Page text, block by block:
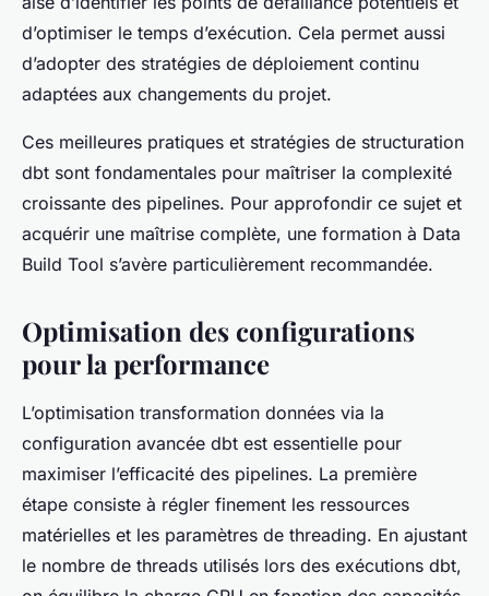
d’optimiser le temps d’exécution. Cela permet aussi
d’adopter des stratégies de déploiement continu
adaptées aux changements du projet.
Ces meilleures pratiques et stratégies de structuration
dbt sont fondamentales pour maîtriser la complexité
croissante des pipelines. Pour approfondir ce sujet et
acquérir une maîtrise complète, une formation à Data
Build Tool s’avère particulièrement recommandée.
Optimisation des configurations
pour la performance
L’optimisation transformation données via la
configuration avancée dbt est essentielle pour
maximiser l’efficacité des pipelines. La première
étape consiste à régler finement les ressources
matérielles et les paramètres de threading. En ajustant
le nombre de threads utilisés lors des exécutions dbt,